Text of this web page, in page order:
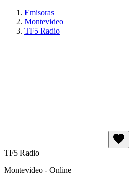
Emisoras
Montevideo
TF5 Radio
TF5 Radio
Montevideo - Online